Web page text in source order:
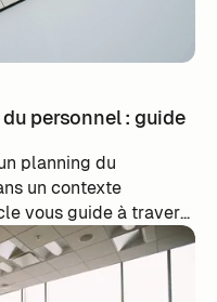
personnel : guide
planning du
un contexte
vous guide à travers
des besoins
Avec m-work,
et une approche